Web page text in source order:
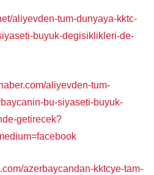
aliyevden-tum-dunyaya-kktc-
buyuk-degisiklikleri-de-
aliyevden-tum-
bu-siyaseti-buyuk-
getirecek?
azerbaycandan-kktcye-tam-